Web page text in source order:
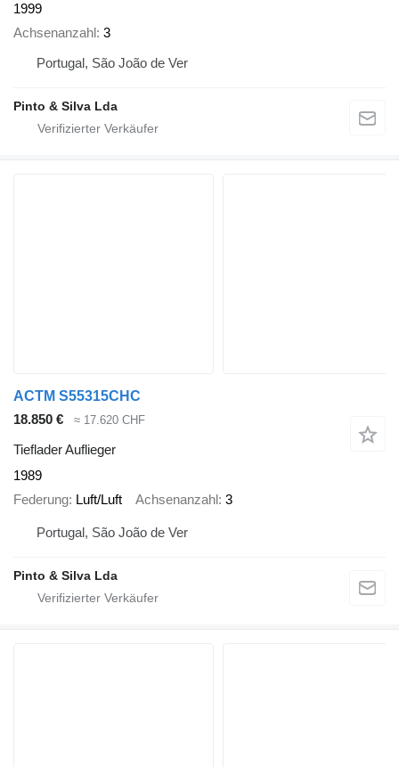
1999
Achsenanzahl 3
Portugal, São João de Ver
Pinto & Silva Lda
ACTM S55315CHC
18.850 €
≈ 17.620 CHF
Tieflader Auflieger
1989
Federung Luft/Luft Achsenanzahl 3
Portugal, São João de Ver
Pinto & Silva Lda